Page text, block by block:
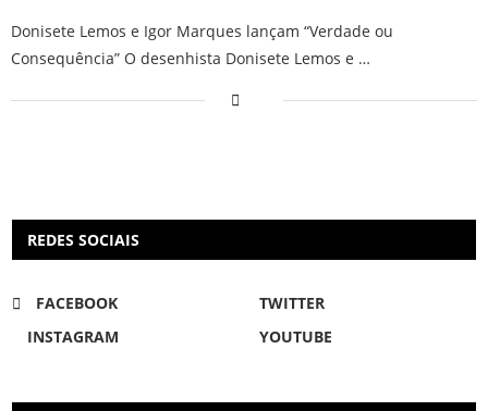
Donisete Lemos e Igor Marques lançam “Verdade ou
Consequência” O desenhista Donisete Lemos e …
REDES SOCIAIS
FACEBOOK
TWITTER
INSTAGRAM
YOUTUBE